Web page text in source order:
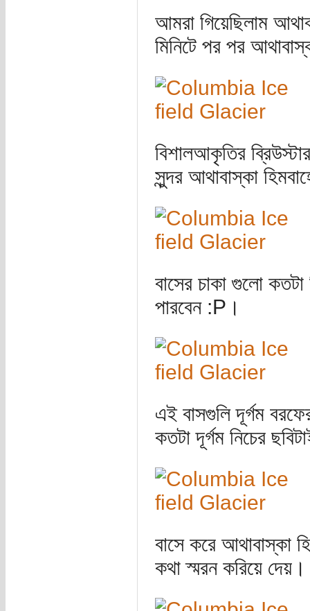
আমরা গিয়েছিলাম
মিনিটে পর পর
বিশালআকৃতির
সুন্দর আথাবাস্কা
বাসের চাকা গুলো
পারবেন :P।
এই বাসগুলি দূর্গম
কতটা দূর্গম নিচের
বাসে করে আথাবাস্কা
কথা স্মরন করিয়ে